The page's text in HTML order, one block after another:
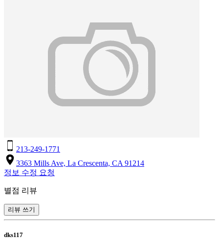
213-249-1771
3363 Mills Ave, La Crescenta, CA 91214
정보 수정 요청
별점 리뷰
리뷰 쓰기
dks117